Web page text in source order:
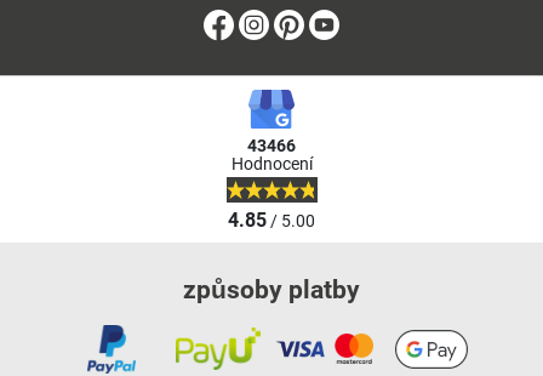
Facebook
Instagram
Pinterest
43466
Hodnocení
4.85/ 5.00
způsoby platby